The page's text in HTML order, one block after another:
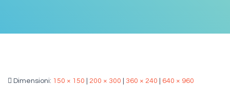
Dimensioni: 150 × 150 200 × 300 360 × 240 640 × 960